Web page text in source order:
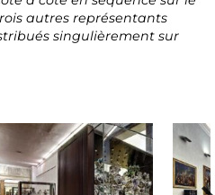
autres représentants
singulièrement sur